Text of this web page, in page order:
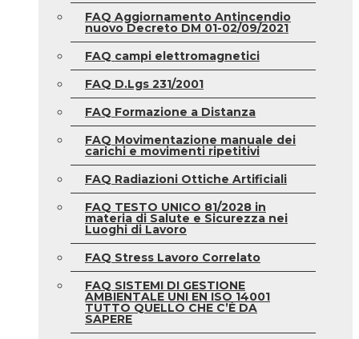
FAQ Aggiornamento Antincendio
nuovo Decreto DM 01-02/09/2021
FAQ campi elettromagnetici
FAQ D.Lgs 231/2001
FAQ Formazione a Distanza
FAQ Movimentazione manuale dei
carichi e movimenti ripetitivi
FAQ Radiazioni Ottiche Artificiali
FAQ TESTO UNICO 81/2028 in
materia di Salute e Sicurezza nei
Luoghi di Lavoro
FAQ Stress Lavoro Correlato
FAQ SISTEMI DI GESTIONE
AMBIENTALE UNI EN ISO 14001
TUTTO QUELLO CHE C’È DA
SAPERE